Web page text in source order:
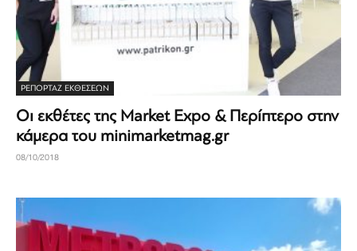
ΡΕΠΟΡΤΆΖ ΕΚΘΈΣΕΩΝ
Οι εκθέτες της Market Expo & Περίπτερο στην
κάμερα του minimarketmag.gr
08/10/2018